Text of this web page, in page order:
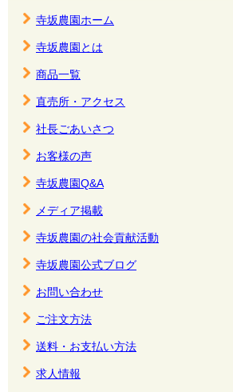
寺坂農園ホーム
寺坂農園とは
商品一覧
直売所・アクセス
社長ごあいさつ
お客様の声
寺坂農園Q&A
メディア掲載
寺坂農園の社会貢献活動
寺坂農園公式ブログ
お問い合わせ
ご注文方法
送料・お支払い方法
求人情報